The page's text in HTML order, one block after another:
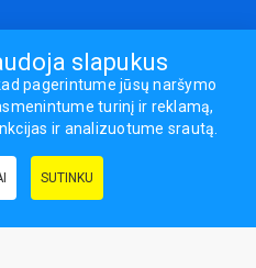
papildai - erasportas.lt © 2026
slapukus
pagerintume jūsų naršymo
turinį ir reklamą,
ir analizuotume srautą.
SUTINKU